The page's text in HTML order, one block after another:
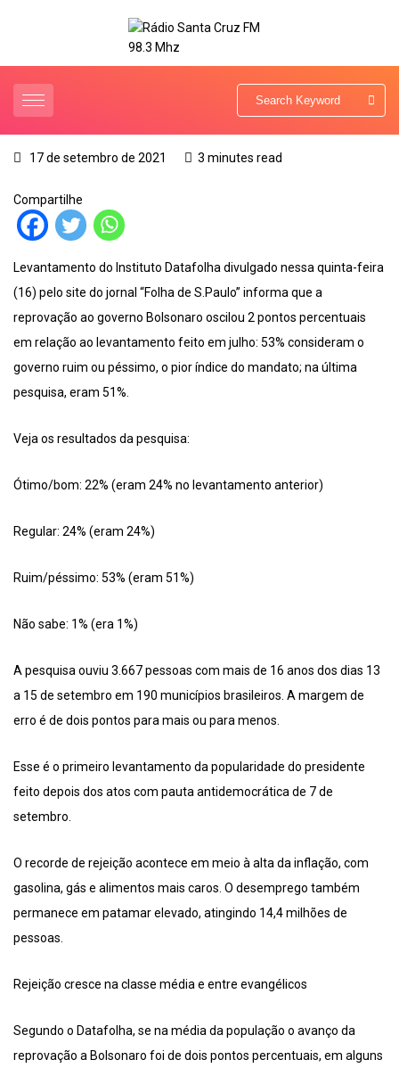
17 de setembro de 2021 3 minutes read
Compartilhe
Levantamento do Instituto Datafolha divulgado nessa quinta-feira
(16) pelo site do jornal “Folha de S.Paulo” informa que a
reprovação ao governo Bolsonaro oscilou 2 pontos percentuais
em relação ao levantamento feito em julho: 53% consideram o
governo ruim ou péssimo, o pior índice do mandato; na última
pesquisa, eram 51%.
Veja os resultados da pesquisa:
Ótimo/bom: 22% (eram 24% no levantamento anterior)
Regular: 24% (eram 24%)
Ruim/péssimo: 53% (eram 51%)
Não sabe: 1% (era 1%)
A pesquisa ouviu 3.667 pessoas com mais de 16 anos dos dias 13
a 15 de setembro em 190 municípios brasileiros. A margem de
erro é de dois pontos para mais ou para menos.
Esse é o primeiro levantamento da popularidade do presidente
feito depois dos atos com pauta antidemocrática de 7 de
setembro.
O recorde de rejeição acontece em meio à alta da inflação, com
gasolina, gás e alimentos mais caros. O desemprego também
permanece em patamar elevado, atingindo 14,4 milhões de
pessoas.
Rejeição cresce na classe média e entre evangélicos
Segundo o Datafolha, se na média da população o avanço da
reprovação a Bolsonaro foi de dois pontos percentuais, em alguns